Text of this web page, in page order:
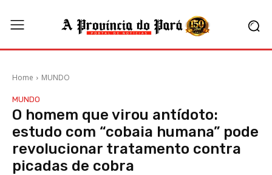
Home MUNDO
MUNDO
O homem que virou antídoto:
estudo com “cobaia humana” pode
revolucionar tratamento contra
picadas de cobra